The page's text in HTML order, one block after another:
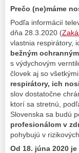
Prečo (ne)máme
Podľa informácií
dňa 28.3.2020 (
vlastnia respirátory,
bežným
s výdychovým
človek aj so
respirátory, ich
slov dostatočne
ktorí sa stretnú,
Slovenska sa budú
profesionálom v
pohybujú v
Od 18. júna 2020